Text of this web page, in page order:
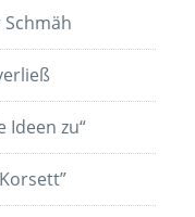
Ideen zu“